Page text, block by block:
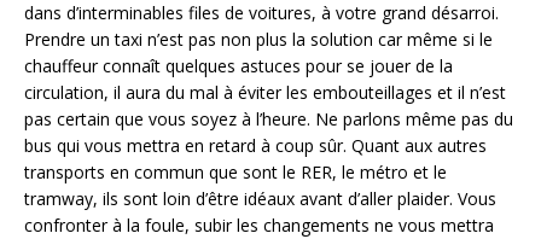
dans d’interminables files de voitures, à votre grand désarroi.
Prendre un taxi n’est pas non plus la solution car même si le
chauffeur connaît quelques astuces pour se jouer de la
circulation, il aura du mal à éviter les embouteillages et il n’est
pas certain que vous soyez à l’heure. Ne parlons même pas du
bus qui vous mettra en retard à coup sûr. Quant aux autres
transports en commun que sont le RER, le métro et le
tramway, ils sont loin d’être idéaux avant d’aller plaider. Vous
confronter à la foule, subir les changements ne vous mettra